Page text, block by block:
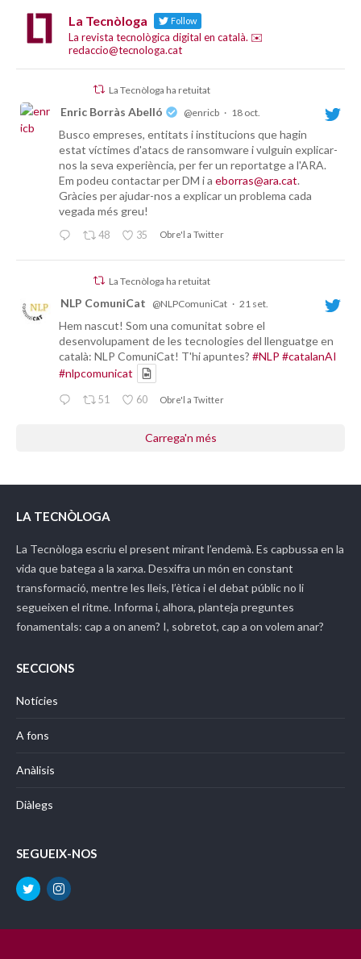
La Tecnòloga Follow
La revista tecnològica digital en català. ✉️
redaccio@tecnologa.cat
La Tecnòloga ha retuitat
Enric Borràs Abelló @enricb · 18 oct.
Busco empreses, entitats i institucions que hagin
estat víctimes d'atacs de ransomware i vulguin explicar-
nos la seva experiència, per fer un reportatge a l'ARA.
Em podeu contactar per DM i a eborras@ara.cat.
Gràcies per ajudar-nos a explicar un problema cada
vegada més greu!
48 35 Obre'l a Twitter
La Tecnòloga ha retuitat
NLP ComuniCat @NLPComuniCat · 21 set.
Hem nascut! Som una comunitat sobre el
desenvolupament de les tecnologies del llenguatge en
català: NLP ComuniCat! T'hi apuntes? #NLP #catalanAI
#nlpcomunicat
51 60 Obre'l a Twitter
Carrega'n més
LA TECNÒLOGA
La Tecnòloga escriu el present mirant l’endemà. Es capbussa en la
vida que batega a la xarxa. Desxifra un món en constant
transformació, mentre les lleis, l’ètica i el debat públic no li
segueixen el ritme. Informa i, alhora, planteja preguntes
fonamentals: cap a on anem? I, sobretot, cap a on volem anar?
SECCIONS
Notícies
A fons
Anàlisis
Diàlegs
SEGUEIX-NOS